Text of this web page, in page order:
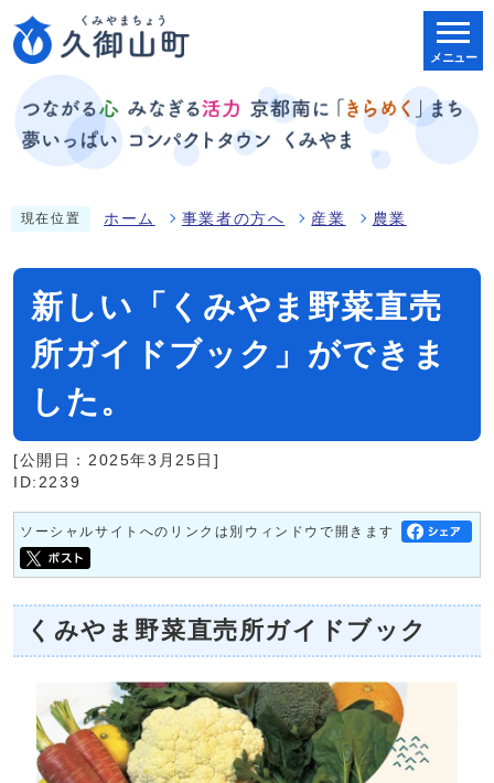
メニュー
現在位置 ホーム 事業者の方へ 産業 農業
新しい「くみやま野菜直売
所ガイドブック」ができま
した。
[公開日：2025年3月25日]
ID:2239
ソーシャルサイトへのリンクは別ウィンドウで開きます
くみやま野菜直売所ガイドブック